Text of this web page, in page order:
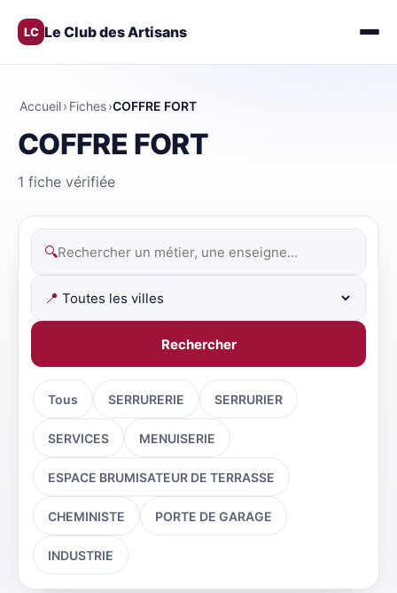
LC Le Club des Artisans
Accueil› Fiches›COFFRE FORT
COFFRE FORT
1 fiche vérifiée
🔍
📍
Rechercher
Tous SERRURERIE SERRURIER
SERVICES MENUISERIE
ESPACE BRUMISATEUR DE TERRASSE
CHEMINISTE PORTE DE GARAGE
INDUSTRIE